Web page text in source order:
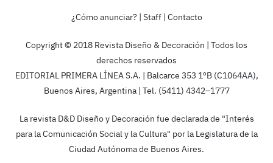
¿Cómo anunciar? Staff| Contacto
Copyright © 2018 Revista Diseño & Decoración | Todos los
derechos reservados
EDITORIAL PRIMERA LÍNEA S.A. | Balcarce 353 1ºB (C1064AA),
Buenos Aires, Argentina | Tel. (5411) 4342–1777
La revista D&D Diseño y Decoración fue declarada de "Interés
para la Comunicación Social y la Cultura" por la Legislatura de la
Ciudad Autónoma de Buenos Aires.